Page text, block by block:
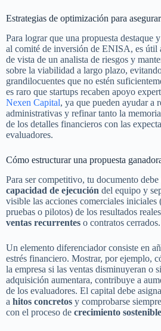
Estrategias de optimización para
Para lograr que una propuesta destaque
al comité de inversión de ENISA, es útil
de vista de un analista de riesgos y
sobre la viabilidad a largo plazo,
grandilocuentes que no estén
es raro que startups recaben apoyo
Nexen Capital, ya que pueden ayudar a
administrativas y refinar tanto la
de los detalles financieros con las
evaluadores.
Cómo estructurar una propuesta
Para ser competitivo, tu documento debe
capacidad de ejecución del equipo y
visible las acciones comerciales iniciales
pruebas o pilotos) de los resultados
ventas recurrentes o contratos cerrados.
Un elemento diferenciador consiste en
estrés financiero. Mostrar, por ejemplo,
la empresa si las ventas disminuyeran o
adquisición aumentara, contribuye a
de los evaluadores. El capital debe
a hitos concretos y comprobarse
con el proceso de crecimiento sostenible